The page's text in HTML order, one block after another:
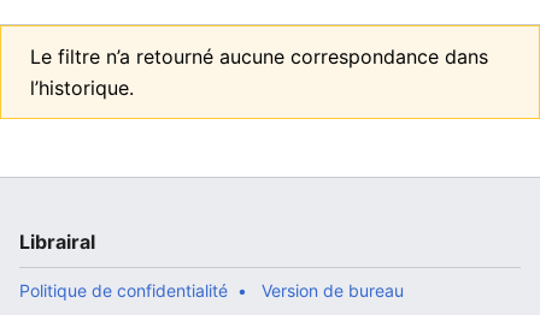
Le filtre n’a retourné aucune correspondance dans
l’historique.
Librairal
Politique de confidentialité Version de bureau